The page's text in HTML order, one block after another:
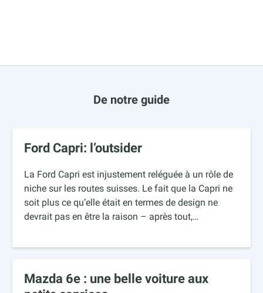
De notre guide
Ford Capri: l’outsider
La Ford Capri est injustement reléguée à un rôle de
niche sur les routes suisses. Le fait que la Capri ne
soit plus ce qu’elle était en termes de design ne
devrait pas en être la raison – après tout,…
Mazda 6e : une belle voiture aux